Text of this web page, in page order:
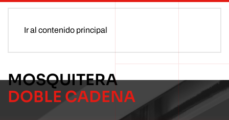
Ir al contenido principal
MOSQUITERA
DOBLE CADENA